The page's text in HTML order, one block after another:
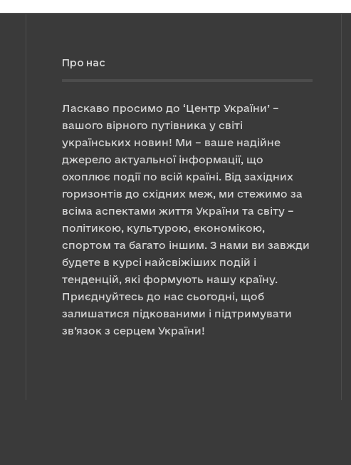
Про нас
Ласкаво просимо до ‘Центр України’ –
вашого вірного путівника у світі
українських новин! Ми – ваше надійне
джерело актуальної інформації, що
охоплює події по всій країні. Від західних
горизонтів до східних меж, ми стежимо за
всіма аспектами життя України та світу –
політикою, культурою, економікою,
спортом та багато іншим. З нами ви завжди
будете в курсі найсвіжіших подій і
тенденцій, які формують нашу країну.
Приєднуйтесь до нас сьогодні, щоб
залишатися підкованими і підтримувати
зв’язок з серцем України!